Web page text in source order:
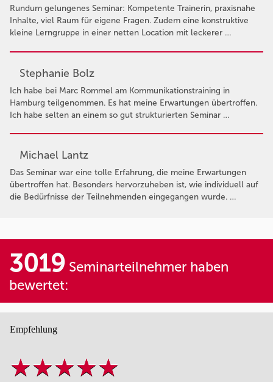
Rundum gelungenes Seminar: Kompetente Trainerin, praxisnahe
Inhalte, viel Raum für eigene Fragen. Zudem eine konstruktive
kleine Lerngruppe in einer netten Location mit leckerer …
Stephanie Bolz
Ich habe bei Marc Rommel am Kommunikationstraining in
Hamburg teilgenommen. Es hat meine Erwartungen übertroffen.
Ich habe selten an einem so gut strukturierten Seminar …
Michael Lantz
Das Seminar war eine tolle Erfahrung, die meine Erwartungen
übertroffen hat. Besonders hervorzuheben ist, wie individuell auf
die Bedürfnisse der Teilnehmenden eingegangen wurde. …
3019 Seminarteilnehmer haben
bewertet:
Empfehlung